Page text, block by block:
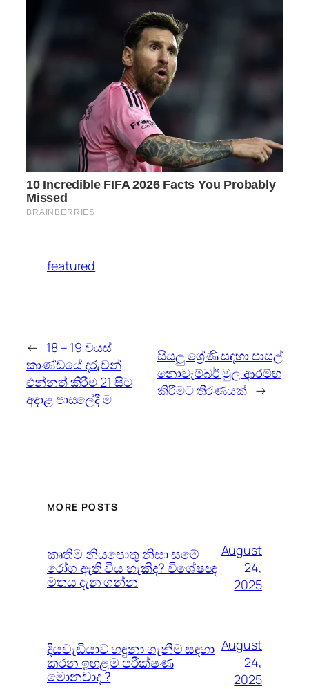
featured
← 18 – 19‍ වයස්
කාණ්ඩයේ දරුවන්
එන්නත් කිරීම 21 සිට
අදාළ පාසලේදී ම
සියලු ශ්‍රේණි සඳහා පාසල්
නොවැම්බර් මුල ආරම්භ
කිරීමට තීරණයක් →
MORE POSTS
කෘතිම නියපොතු නිසා සමේ
රෝග ඇති විය හැකිද? විශේෂඥ
මතය දැන ගන්න
August
24,
2025
දියවැඩියාව හඳුනා ගැනීම සඳහා
කරන ඉහළම පරීක්ෂණ
මොනවාද ?
August
24,
2025